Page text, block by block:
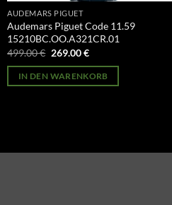
AUDEMARS PIGUET
Audemars Piguet Code 11.59
15210BC.OO.A321CR.01
499.00€ Ursprünglicher
war:
499.00 €
269.00€Aktueller
ist:
269.00 €.
IN DEN WARENKORB